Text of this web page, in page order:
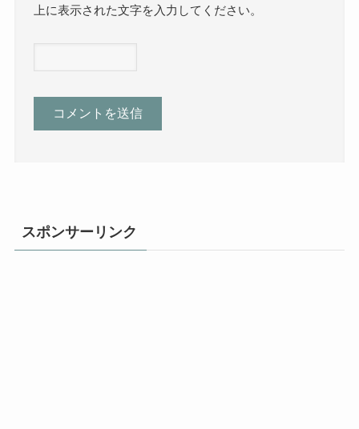
上に表示された文字を入力してください。
スポンサーリンク